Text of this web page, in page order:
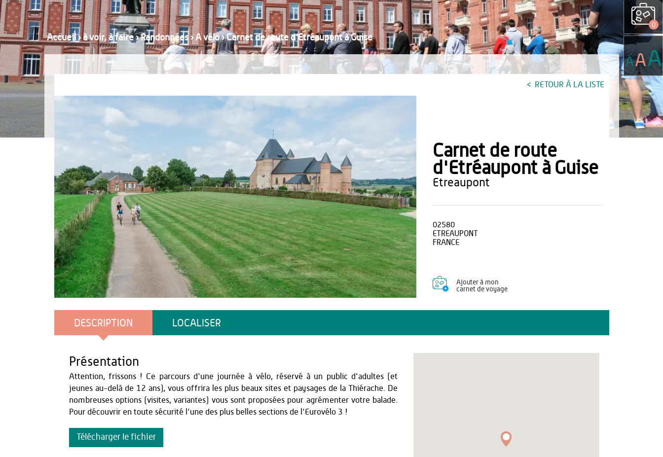
Accueil›à voir, à faire›Randonnées ›A vélo›Carnet de route d'Etréaupont à Guise
RETOUR À LA LISTE
Carnet de route
d'Etréaupont à Guise
etreaupont
02580
ETREAUPONT
FRANCE
Ajouter à mon
carnet de voyage
DESCRIPTION LOCALISER
Présentation
Attention, frissons ! Ce parcours d'une journée à vélo, réservé à un public d'adultes (et
jeunes au-delà de 12 ans), vous offrira les plus beaux sites et paysages de la Thiérache. De
nombreuses options (visites, variantes) vous sont proposées pour agrémenter votre balade.
Pour découvrir en toute sécurité l'une des plus belles sections de l'Eurovélo 3 !
Télécharger le fichier
0
AAA